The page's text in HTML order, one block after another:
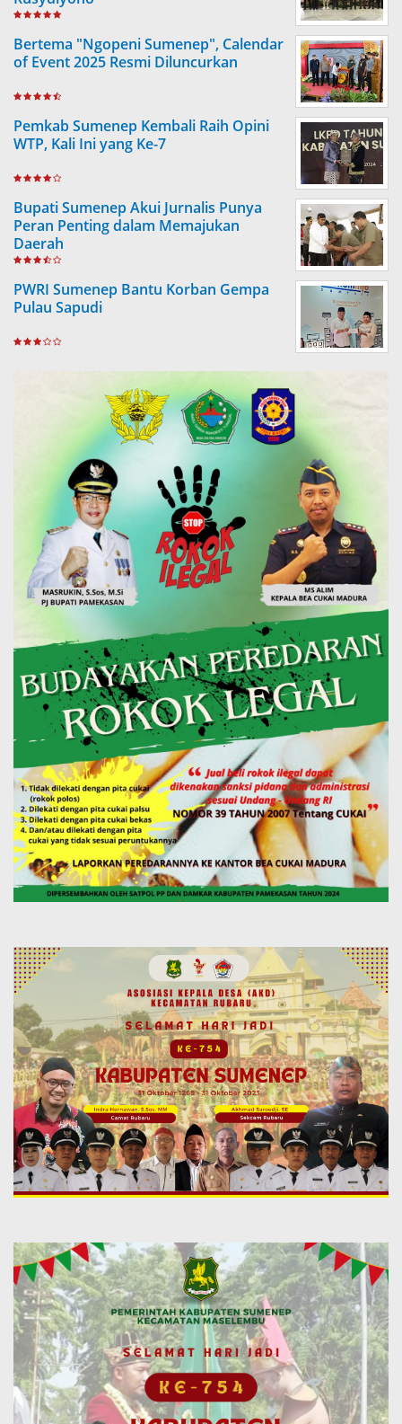
Bertema "Ngopeni Sumenep", Calendar
of Event 2025 Resmi Diluncurkan
Pemkab Sumenep Kembali Raih Opini
WTP, Kali Ini yang Ke-7
Bupati Sumenep Akui Jurnalis Punya
Peran Penting dalam Memajukan
Daerah
PWRI Sumenep Bantu Korban Gempa
Pulau Sapudi